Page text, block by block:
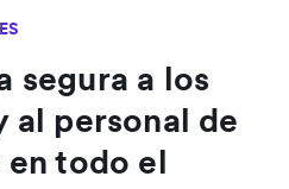
segura a los
al personal de
todo el